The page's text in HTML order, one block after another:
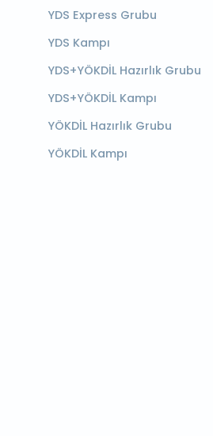
YDS Express Grubu
YDS Kampı
YDS+YÖKDİL Hazırlık Grubu
YDS+YÖKDİL Kampı
YÖKDİL Hazırlık Grubu
YÖKDİL Kampı